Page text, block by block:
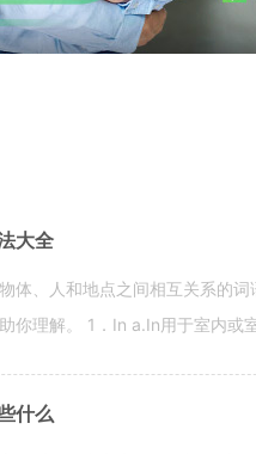
大全
体、人和地点之间相互关系的
你理解。 1．In a.In用于室内或
什么